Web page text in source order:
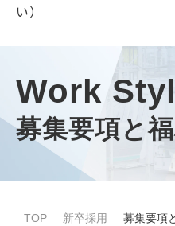
い）
Work
募集要項と
TOP 新卒採用 募集要項